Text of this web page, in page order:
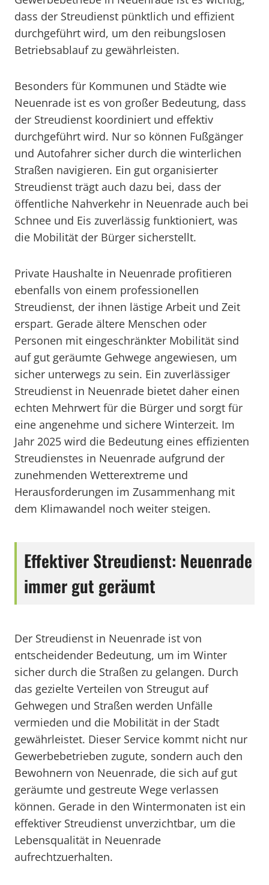
dass der Streudienst pünktlich und effizient
durchgeführt wird, um den reibungslosen
Betriebsablauf zu gewährleisten.
Besonders für Kommunen und Städte wie
Neuenrade ist es von großer Bedeutung, dass
der Streudienst koordiniert und effektiv
durchgeführt wird. Nur so können Fußgänger
und Autofahrer sicher durch die winterlichen
Straßen navigieren. Ein gut organisierter
Streudienst trägt auch dazu bei, dass der
öffentliche Nahverkehr in Neuenrade auch bei
Schnee und Eis zuverlässig funktioniert, was
die Mobilität der Bürger sicherstellt.
Private Haushalte in Neuenrade profitieren
ebenfalls von einem professionellen
Streudienst, der ihnen lästige Arbeit und Zeit
erspart. Gerade ältere Menschen oder
Personen mit eingeschränkter Mobilität sind
auf gut geräumte Gehwege angewiesen, um
sicher unterwegs zu sein. Ein zuverlässiger
Streudienst in Neuenrade bietet daher einen
echten Mehrwert für die Bürger und sorgt für
eine angenehme und sichere Winterzeit. Im
Jahr 2025 wird die Bedeutung eines effizienten
Streudienstes in Neuenrade aufgrund der
zunehmenden Wetterextreme und
Herausforderungen im Zusammenhang mit
dem Klimawandel noch weiter steigen.
Effektiver Streudienst: Neuenrade
immer gut geräumt
Der Streudienst in Neuenrade ist von
entscheidender Bedeutung, um im Winter
sicher durch die Straßen zu gelangen. Durch
das gezielte Verteilen von Streugut auf
Gehwegen und Straßen werden Unfälle
vermieden und die Mobilität in der Stadt
gewährleistet. Dieser Service kommt nicht nur
Gewerbebetrieben zugute, sondern auch den
Bewohnern von Neuenrade, die sich auf gut
geräumte und gestreute Wege verlassen
können. Gerade in den Wintermonaten ist ein
effektiver Streudienst unverzichtbar, um die
Lebensqualität in Neuenrade
aufrechtzuerhalten.